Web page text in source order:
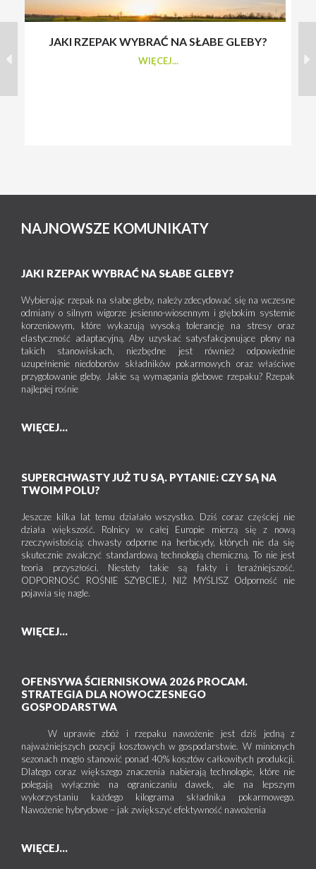
JAKI RZEPAK WYBRAĆ NA SŁABE GLEBY?
WIĘCEJ...
NAJNOWSZE KOMUNIKATY
JAKI RZEPAK WYBRAĆ NA SŁABE GLEBY?
Wybierając rzepak na słabe gleby, należy zdecydować się na wczesne
odmiany o silnym wigorze jesienno-wiosennym i głębokim systemie
korzeniowym, które wykazują wysoką tolerancję na stresy oraz
elastyczność adaptacyjną. Aby uzyskać satysfakcjonujące plony na
takich stanowiskach, niezbędne jest również odpowiednie
uzupełnienie niedoborów składników pokarmowych oraz właściwe
przygotowanie gleby. Jakie są wymagania glebowe rzepaku? Rzepak
najlepiej rośnie
WIĘCEJ...
SUPERCHWASTY JUŻ TU SĄ. PYTANIE: CZY SĄ NA
TWOIM POLU?
Jeszcze kilka lat temu działało wszystko. Dziś coraz częściej nie
działa większość. Rolnicy w całej Europie mierzą się z nową
rzeczywistością: chwasty odporne na herbicydy, których nie da się
skutecznie zwalczyć standardową technologią chemiczną. To nie jest
teoria przyszłości. Niestety takie są fakty i teraźniejszość.
ODPORNOŚĆ ROŚNIE SZYBCIEJ, NIŻ MYŚLISZ Odporność nie
pojawia się nagle.
WIĘCEJ...
OFENSYWA ŚCIERNISKOWA 2026 PROCAM.
STRATEGIA DLA NOWOCZESNEGO
GOSPODARSTWA
W uprawie zbóż i rzepaku nawożenie jest dziś jedną z
najważniejszych pozycji kosztowych w gospodarstwie. W minionych
sezonach mogło stanowić ponad 40% kosztów całkowitych produkcji.
Dlatego coraz większego znaczenia nabierają technologie, które nie
polegają wyłącznie na ograniczaniu dawek, ale na lepszym
wykorzystaniu każdego kilograma składnika pokarmowego.
Nawożenie hybrydowe – jak zwiększyć efektywność nawożenia
WIĘCEJ...